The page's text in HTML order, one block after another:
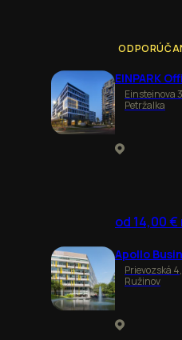
EINPARK
Einsteinova
Petržalka
od 14,00 €
Apollo
Prievozská
Ružinov